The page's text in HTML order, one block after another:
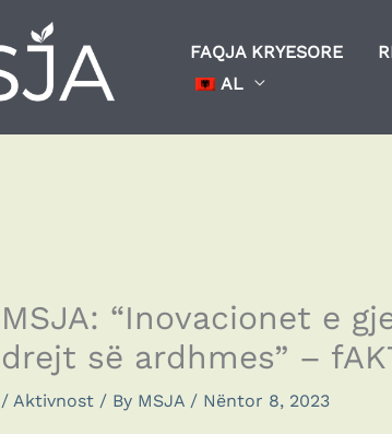
FAQJA KRYESORE
AL
MSJA: “Inovacionet e
drejt së ardhmes” –
/ Aktivnost/ By MSJA / Nëntor 8, 2023